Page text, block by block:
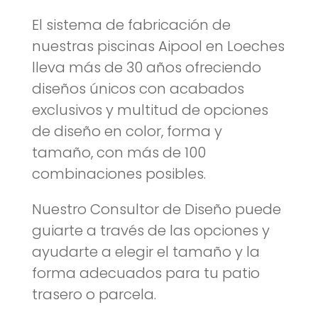
El sistema de fabricación de
nuestras piscinas Aipool en Loeches
lleva más de 30 años ofreciendo
diseños únicos con acabados
exclusivos y multitud de opciones
de diseño en color, forma y
tamaño, con más de 100
combinaciones posibles.
Nuestro Consultor de Diseño puede
guiarte a través de las opciones y
ayudarte a elegir el tamaño y la
forma adecuados para tu patio
trasero o parcela.